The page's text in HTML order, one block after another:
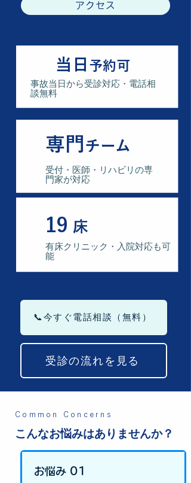
アクセス
当日 予約可
事故当日から受診対応・電話相
談無料
専門 チーム
​受付・医師・リハビリの専
門家が対応
19 床
有床クリニック・入院対応も可
能
📞今すぐ電話相談（無料）
受診の流れを見る
Common Concerns
こんなお悩みはありませんか？
お悩み 01